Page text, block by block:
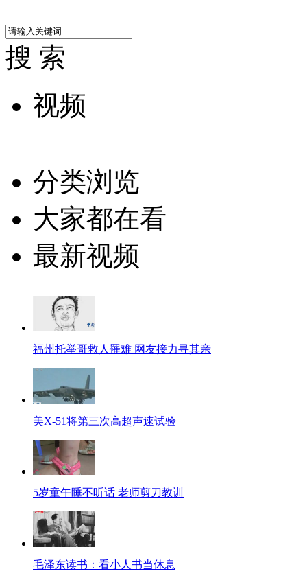
搜 索
视频
分类浏览
大家都在看
最新视频
福州托举哥救人罹难 网友接力寻其亲
美X-51将第三次高超声速试验
5岁童午睡不听话 老师剪刀教训
毛泽东读书：看小人书当休息